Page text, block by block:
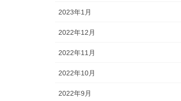
2023年1月
2022年12月
2022年11月
2022年10月
2022年9月